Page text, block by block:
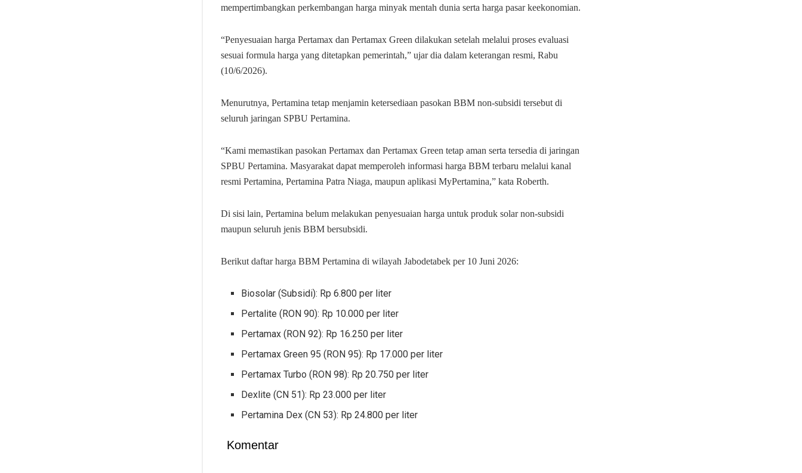
mempertimbangkan perkembangan harga minyak mentah dunia serta harga pasar keekonomian.
“Penyesuaian harga Pertamax dan Pertamax Green dilakukan setelah melalui proses evaluasi
sesuai formula harga yang ditetapkan pemerintah,” ujar dia dalam keterangan resmi, Rabu
(10/6/2026).
Menurutnya, Pertamina tetap menjamin ketersediaan pasokan BBM non-subsidi tersebut di
seluruh jaringan SPBU Pertamina.
“Kami memastikan pasokan Pertamax dan Pertamax Green tetap aman serta tersedia di jaringan
SPBU Pertamina. Masyarakat dapat memperoleh informasi harga BBM terbaru melalui kanal
resmi Pertamina, Pertamina Patra Niaga, maupun aplikasi MyPertamina,” kata Roberth.
Di sisi lain, Pertamina belum melakukan penyesuaian harga untuk produk solar non-subsidi
maupun seluruh jenis BBM bersubsidi.
Berikut daftar harga BBM Pertamina di wilayah Jabodetabek per 10 Juni 2026:
Biosolar (Subsidi): Rp 6.800 per liter
Pertalite (RON 90): Rp 10.000 per liter
Pertamax (RON 92): Rp 16.250 per liter
Pertamax Green 95 (RON 95): Rp 17.000 per liter
Pertamax Turbo (RON 98): Rp 20.750 per liter
Dexlite (CN 51): Rp 23.000 per liter
Pertamina Dex (CN 53): Rp 24.800 per liter
Komentar